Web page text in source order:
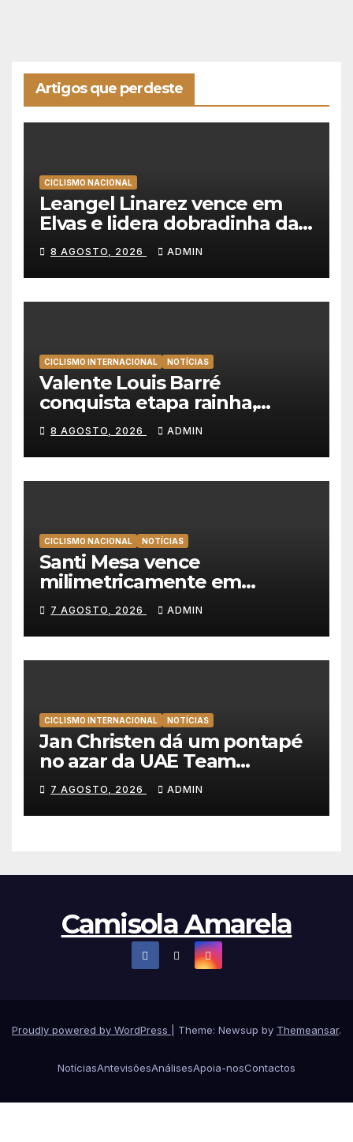
Artigos que perdeste
CICLISMO NACIONAL
Leangel Linarez vence em
Elvas e lidera dobradinha da
Tavfer-Ovos Matinados-
Mortágua
8 AGOSTO, 2026 ADMIN
CICLISMO INTERNACIONAL NOTÍCIAS
Valente Louis Barré
conquista etapa rainha,
Christian Scaroni é o novo
líder da Volta a Polónia
8 AGOSTO, 2026 ADMIN
CICLISMO NACIONAL NOTÍCIAS
Santi Mesa vence
milimetricamente em
Albufeira, Rui Oliveira
mantém a amarela da Volta a
Portugal
7 AGOSTO, 2026 ADMIN
CICLISMO INTERNACIONAL NOTÍCIAS
Jan Christen dá um pontapé
no azar da UAE Team
Emirates e vence na Volta a
Polónia
7 AGOSTO, 2026 ADMIN
Camisola Amarela
Proudly powered by WordPress Theme: Newsup by Themeansar.
NotíciasAntevisõesAnálisesApoia-nosContactos